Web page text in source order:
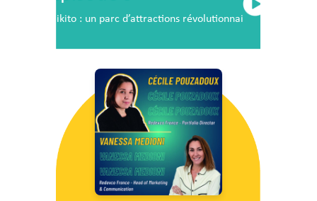
Nikito : un parc d’attractions révolutionnaire en plein